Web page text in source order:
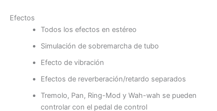
Efectos
Todos los efectos en estéreo
Simulación de sobremarcha de tubo
Efecto de vibración
Efectos de reverberación/retardo separados
Tremolo, Pan, Ring-Mod y Wah-wah se pueden
controlar con el pedal de control